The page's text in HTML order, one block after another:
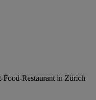
Food-Restaurant in Zürich